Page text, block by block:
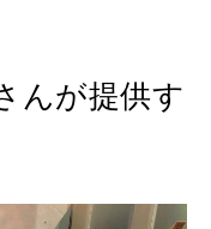
んが提供す